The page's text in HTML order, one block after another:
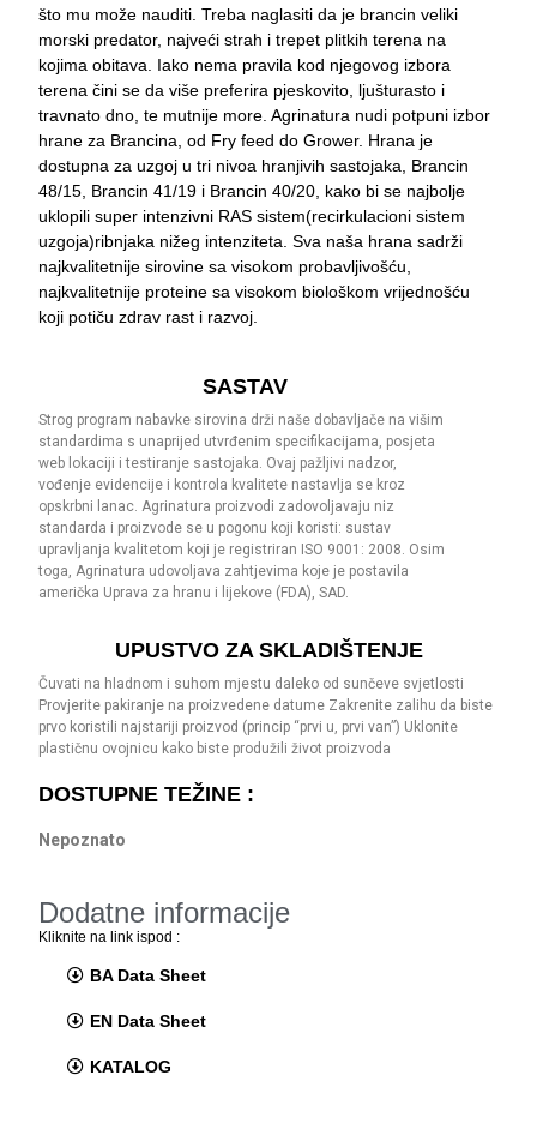
što mu može nauditi. Treba naglasiti da je brancin veliki
morski predator, najveći strah i trepet plitkih terena na
kojima obitava. Iako nema pravila kod njegovog izbora
terena čini se da više preferira pjeskovito, ljušturasto i
travnato dno, te mutnije more. Agrinatura nudi potpuni izbor
hrane za Brancina, od Fry feed do Grower. Hrana je
dostupna za uzgoj u tri nivoa hranjivih sastojaka, Brancin
48/15, Brancin 41/19 i Brancin 40/20, kako bi se najbolje
uklopili super intenzivni RAS sistem(recirkulacioni sistem
uzgoja)ribnjaka nižeg intenziteta. Sva naša hrana sadrži
najkvalitetnije sirovine sa visokom probavljivošću,
najkvalitetnije proteine sa visokom biološkom vrijednošću
koji potiču zdrav rast i razvoj.
SASTAV
Strog program nabavke sirovina drži naše dobavljače na višim
standardima s unaprijed utvrđenim specifikacijama, posjeta
web lokaciji i testiranje sastojaka. Ovaj pažljivi nadzor,
vođenje evidencije i kontrola kvalitete nastavlja se kroz
opskrbni lanac. Agrinatura proizvodi zadovoljavaju niz
standarda i proizvode se u pogonu koji koristi: sustav
upravljanja kvalitetom koji je registriran ISO 9001: 2008. Osim
toga, Agrinatura udovoljava zahtjevima koje je postavila
američka Uprava za hranu i lijekove (FDA), SAD.
UPUSTVO ZA SKLADIŠTENJE
Čuvati na hladnom i suhom mjestu daleko od sunčeve svjetlosti
Provjerite pakiranje na proizvedene datume Zakrenite zalihu da biste
prvo koristili najstariji proizvod (princip “prvi u, prvi van”) Uklonite
plastičnu ovojnicu kako biste produžili život proizvoda
DOSTUPNE TEŽINE :
Nepoznato
Dodatne informacije
Kliknite na link ispod :
BA Data Sheet
EN Data Sheet
KATALOG